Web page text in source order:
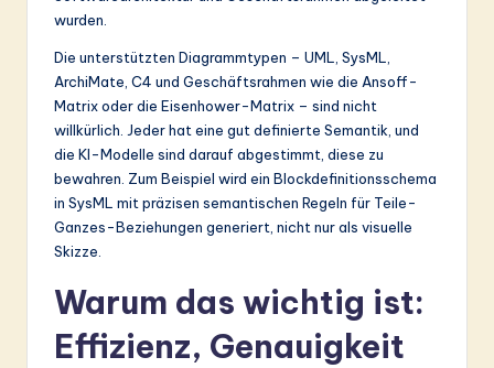
wurden.
Die unterstützten Diagrammtypen – UML, SysML,
ArchiMate, C4 und Geschäftsrahmen wie die Ansoff-
Matrix oder die Eisenhower-Matrix – sind nicht
willkürlich. Jeder hat eine gut definierte Semantik, und
die KI-Modelle sind darauf abgestimmt, diese zu
bewahren. Zum Beispiel wird ein Blockdefinitionsschema
in SysML mit präzisen semantischen Regeln für Teile-
Ganzes-Beziehungen generiert, nicht nur als visuelle
Skizze.
Warum das wichtig ist:
Effizienz, Genauigkeit